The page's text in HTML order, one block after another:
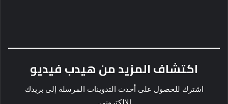
اكتشاف المزيد من هيدب فيديو
اشترك للحصول على أحدث التدوينات المرسلة إلى بريدك
الإلكتروني.